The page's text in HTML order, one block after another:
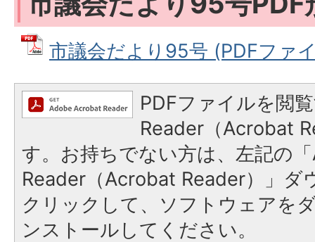
市議会だより95号 (PDFファ
PDFファイルを閲
Reader（Acrobat
す。お持ちでない方は、左記の
Reader（Acrobat Reader）」ダ
クリックして、ソフトウェアを
ンストールしてください。